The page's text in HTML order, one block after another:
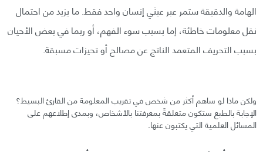
الهامة والدقيقة ستمر عبر عينَي إنسان واحد فقط. ما يزيد من احتمال
نقل معلومات خاطئة، إما بسبب سوء الفهم، أو ربما في بعض الأحيان
بسبب التحريف المتعمد الناتج عن مصالح أو تحيزات مسبقة.
ولكن ماذا لو ساهم أكثر من شخص في تقريب المعلومة من القارئ البسيط؟
الإجابة بالطبع ستكون متعلقةً بمعرفتنا بالأشخاص، وبمدى إطلاعهم على
المسائل العلمية التي يكتبون عنها.